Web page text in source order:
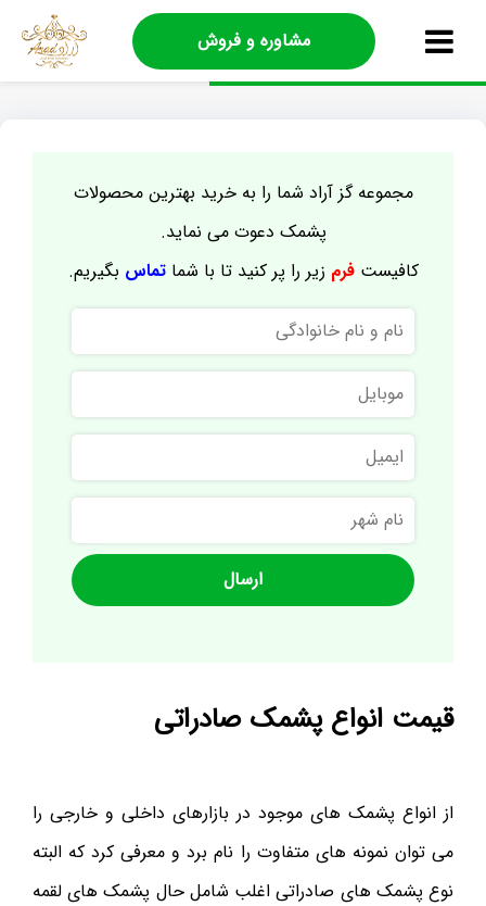
مشاوره و فروش
مجموعه گز آراد شما را به خرید بهترین محصولات
پشمک دعوت می نماید.
کافیستفرم زیر را پر کنید تا با شماتماس بگیریم.
نام
و
نام
خانوادگی
موبایل
ایمیل
نام
شهر
قیمت انواع پشمک صادراتی
از انواع پشمک های موجود در بازارهای داخلی و خارجی را
می توان نمونه های متفاوت را نام برد و معرفی کرد که البته
نوع پشمک های صادراتی اغلب شامل حال پشمک های لقمه